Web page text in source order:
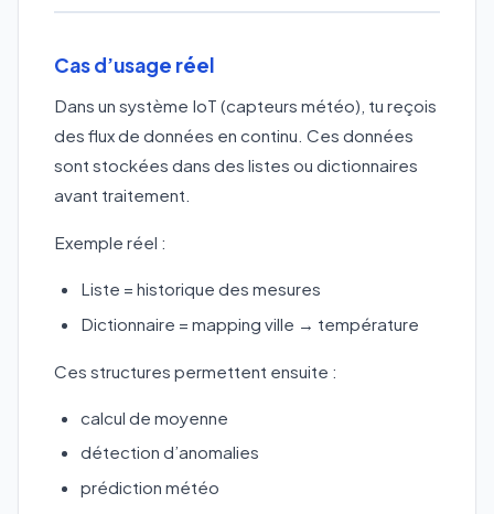
Cas d’usage réel
Dans un système IoT (capteurs météo), tu reçois
des flux de données en continu. Ces données
sont stockées dans des listes ou dictionnaires
avant traitement.
Exemple réel :
Liste = historique des mesures
Dictionnaire = mapping ville → température
Ces structures permettent ensuite :
calcul de moyenne
détection d’anomalies
prédiction météo